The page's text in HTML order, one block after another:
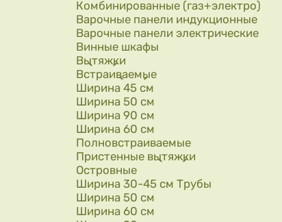
Комбинированные (газ+электро)
Варочные панели индукционные
Варочные панели электрические
Винные шкафы
Вытяжки
Встраиваемые
Ширина 45 см
Ширина 50 см
Ширина 90 см
Ширина 60 см
Полновстраиваемые
Пристенные вытяжки
Островные
Ширина 30-45 см Трубы
Ширина 50 см
Ширина 60 см